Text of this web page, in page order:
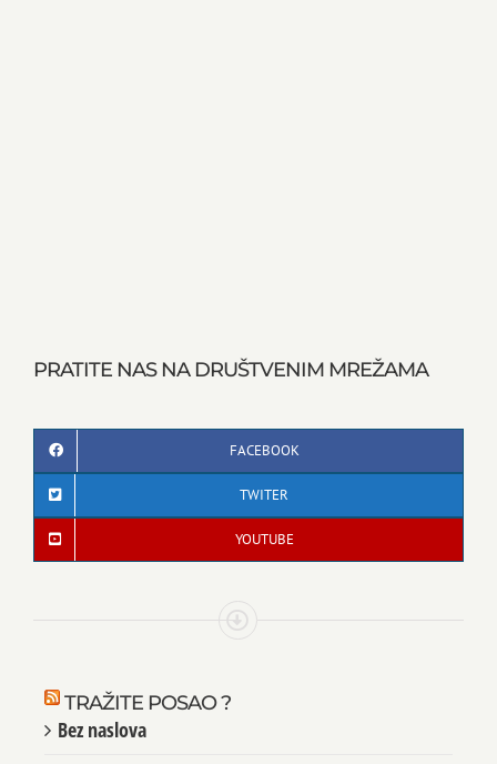
PRATITE NAS NA DRUŠTVENIM MREŽAMA
FACEBOOK
TWITER
YOUTUBE
TRAŽITE POSAO ?
Bez naslova